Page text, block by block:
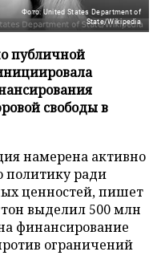
Фото: United States Department of
State/Wikipedia
публичной
свободы в
намерена активно
политику ради
ценностей, пишет
выделил 500 млн
финансирование
ограничений